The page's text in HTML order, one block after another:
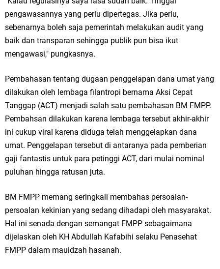
pengawasannya yang perlu dipertegas. Jika perlu,
sebenarnya boleh saja pemerintah melakukan audit yang
baik dan transparan sehingga publik pun bisa ikut
mengawasi," pungkasnya.
Pembahasan tentang dugaan penggelapan dana umat yang
dilakukan oleh lembaga filantropi bernama Aksi Cepat
Tanggap (ACT) menjadi salah satu pembahasan BM FMPP.
Pembahsan dilakukan karena lembaga tersebut akhir-akhir
ini cukup viral karena diduga telah menggelapkan dana
umat. Penggelapan tersebut di antaranya pada pemberian
gaji fantastis untuk para petinggi ACT, dari mulai nominal
puluhan hingga ratusan juta.
BM FMPP memang seringkali membahas persoalan-
persoalan kekinian yang sedang dihadapi oleh masyarakat.
Hal ini senada dengan semangat FMPP sebagaimana
dijelaskan oleh KH Abdullah Kafabihi selaku Penasehat
FMPP dalam mauidzah hasanah.